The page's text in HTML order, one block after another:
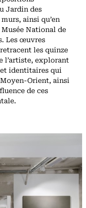
Jardin des
ainsi qu’en
Musée National de
Les œuvres
les quinze
l’artiste, explorant
identitaires qui
Orient, ainsi
de ces